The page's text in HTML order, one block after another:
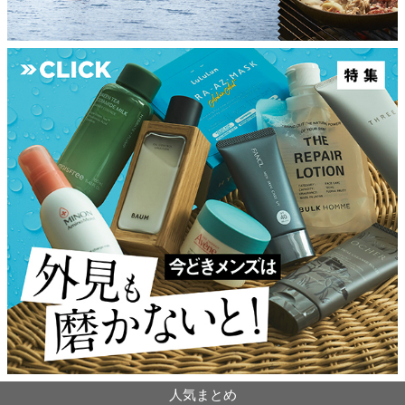
人気まとめ